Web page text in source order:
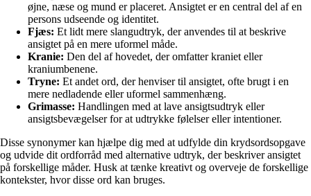
øjne, næse og mund er placeret. Ansigtet er en central del af en
persons udseende og identitet.
Fjæs: Et lidt mere slangudtryk, der anvendes til at beskrive
ansigtet på en mere uformel måde.
Kranie: Den del af hovedet, der omfatter kraniet eller
kraniumbenene.
Tryne: Et andet ord, der henviser til ansigtet, ofte brugt i en
mere nedladende eller uformel sammenhæng.
Grimasse: Handlingen med at lave ansigtsudtryk eller
ansigtsbevægelser for at udtrykke følelser eller intentioner.
Disse synonymer kan hjælpe dig med at udfylde din krydsordsopgave
og udvide dit ordforråd med alternative udtryk, der beskriver ansigtet
på forskellige måder. Husk at tænke kreativt og overveje de forskellige
kontekster, hvor disse ord kan bruges.